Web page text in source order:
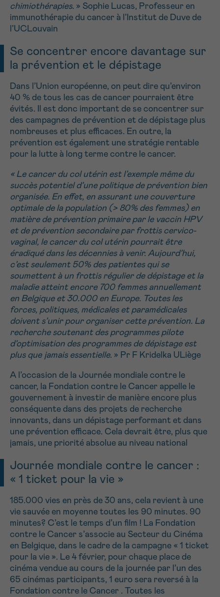
chimiothérapies. » Sophie Lucas, Professeur en
immunothérapie du cancer à l’Institut de Duve de
l’UCLouvain
Se concentrer encore davantage sur
la prévention et le dépistage
Dans l’Union européenne, on peut dire qu’environ
40 % de tous les cas de cancer pourraient être
évités. Il est donc important de se concentrer sur
des campagnes de prévention et de dépistage plus
nombreuses et plus efficaces. En outre, la
prévention est également une stratégie rentable
pour la lutte à long terme contre le cancer.
« Le cancer du col utérin est l’exemple même du
succès potentiel d’une politique de prévention bien
organisée. En effet, en assurant une couverture
optimale de la population (> 80% des femmes) en
matière de prévention primaire par le vaccin HPV
et de prévention secondaire par frottis cervico-
vaginal, le cancer du col utérin pourrait être
éradiqué dans les décennies à venir. Aujourd’hui,
c’est seulement 50% des patientes qui se
soumettent à un frottis régulier de dépistage et la
maladie atteint encore 700 femmes annuellement
en Belgique et 30.000 en Europe. Toutes les
forces, politiques, médicales et paramédicales
doivent s’unir pour organiser cette prévention. La
recherche soutenant des programmes pilote
d’optimisation des programmes de dépistage est
plus que jamais essentielle. » Pr F Kridelka ULiège
A l’occasion de la Journée mondiale contre le
cancer, la Fondation contre le Cancer appelle le
gouvernement à investir de manière encore plus
conséquente dans des projets de recherche
innovants, dans un dépistage performant et dans
une prévention efficace. Cela devrait être, plus que
jamais, une priorité absolue au niveau national
Journée mondiale contre le cancer :
« 1 ticket pour la vie »
185.000 vies en près de 30 ans, cela revient à une
vie sauvée en moyenne toutes les 90 minutes. 90
minutes? C’est le temps d’un film ! La Fondation
contre le Cancer s’associe au Secteur du Cinéma
en Belgique, dans le cadre de la campagne « 1 ticket
pour la vie ». Le 4 février, pour chaque place de
cinéma vendue au cours de la journée par l’un des
65 cinémas participants, 1 euro sera reversé à la
Fondation contre le Cancer . Toutes les